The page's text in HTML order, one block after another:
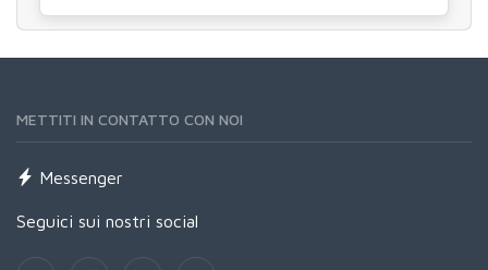
METTITI IN CONTATTO CON NOI
Messenger
Seguici sui nostri social